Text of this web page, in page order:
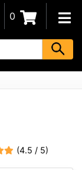
0
(4.5 / 5)